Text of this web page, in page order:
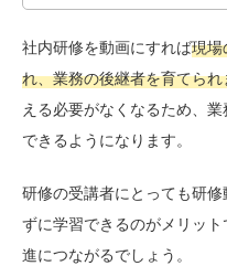
社内研修を動画にすれば現場
れ、業務の後継者を育てられ
える必要がなくなるため、
できるようになります。
研修の受講者にとっても研
ずに学習できるのがメリッ
進につながるでしょう。